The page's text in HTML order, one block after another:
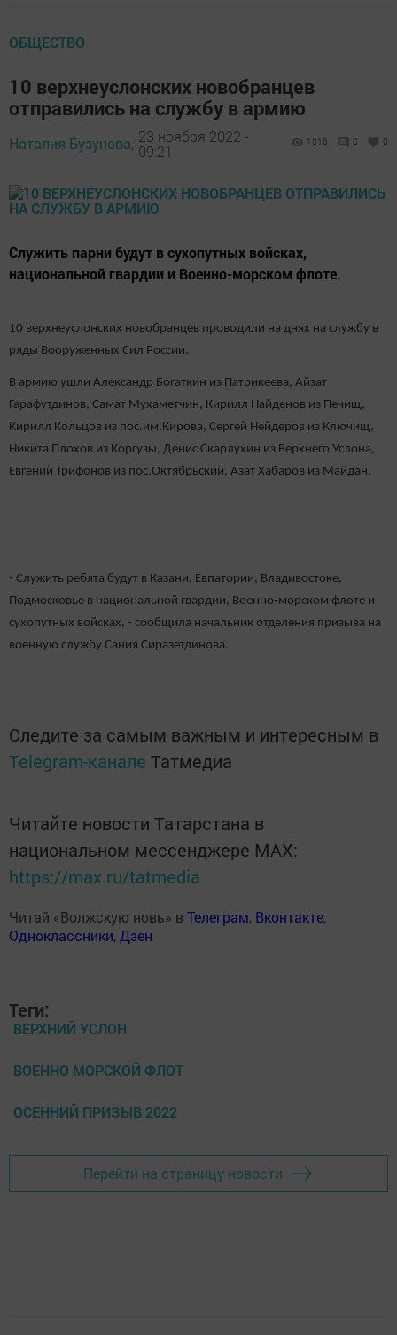
ОБЩЕСТВО
10 верхнеуслонских новобранцев
отправились на службу в армию
Наталия Бузунова, 23 ноября 2022 -
09:21
1016 0 0
Служить парни будут в сухопутных войсках,
национальной гвардии и Военно-морском флоте.
10 верхнеуслонских новобранцев проводили на днях на службу в
ряды Вооруженных Сил России.
В армию ушли Александр Богаткин из Патрикеева, Айзат
Гарафутдинов, Самат Мухаметчин, Кирилл Найденов из Печищ,
Кирилл Кольцов из пос.им.Кирова, Сергей Нейдеров из Ключищ,
Никита Плохов из Коргузы, Денис Скарлухин из Верхнего Услона,
Евгений Трифонов из пос.Октябрьский, Азат Хабаров из Майдан.
- Служить ребята будут в Казани, Евпатории, Владивостоке,
Подмосковье в национальной гвардии, Военно-морском флоте и
сухопутных войсках, - сообщила начальник отделения призыва на
военную службу Сания Сиразетдинова.
Следите за самым важным и интересным в
Telegram-канале Татмедиа
Читайте новости Татарстана в
национальном мессенджере MАХ:
https://max.ru/tatmedia
Читай «Волжскую новь» в Телеграм, Вконтакте,
Одноклассники, Дзен
Теги:
ВЕРХНИЙ УСЛОН
ВОЕННО МОРСКОЙ ФЛОТ
ОСЕННИЙ ПРИЗЫВ 2022
Перейти на страницу новости